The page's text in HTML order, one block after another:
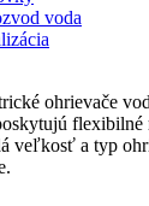
voda
ohrievače
flexibilné
veľkosť a typ